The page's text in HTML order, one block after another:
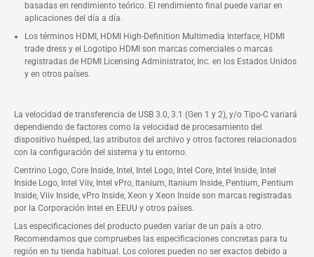
basadas en rendimiento teórico. El rendimiento final puede variar en
aplicaciones del día a día.
Los términos HDMI, HDMI High-Definition Multimedia Interface, HDMI
trade dress y el Logotipo HDMI son marcas comerciales o marcas
registradas de HDMI Licensing Administrator, Inc. en los Estados Unidos
y en otros países.
La velocidad de transferencia de USB 3.0, 3.1 (Gen 1 y 2), y/o Tipo-C variará
dependiendo de factores como la velocidad de procesamiento del
dispositivo huésped, las atributos del archivo y otros factores relacionados
con la configuración del sistema y tu entorno.
Centrino Logo, Core Inside, Intel, Intel Logo, Intel Core, Intel Inside, Intel
Inside Logo, Intel Viiv, Intel vPro, Itanium, Itanium Inside, Pentium, Pentium
Inside, Viiv Inside, vPro Inside, Xeon y Xeon Inside son marcas registradas
por la Corporación Intel en EEUU y otros países.
Las especificaciones del producto pueden variar de un país a otro.
Recomendamos que compruebes las especificaciones concretas para tu
región en tu tienda habitual. Los colores pueden no ser exactos debido a